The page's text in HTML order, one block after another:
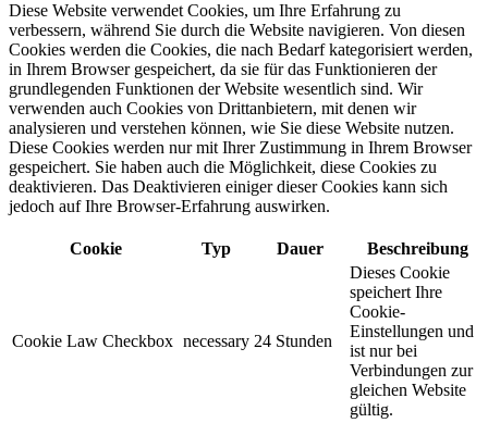
Diese Website verwendet Cookies, um Ihre Erfahrung zu
verbessern, während Sie durch die Website navigieren. Von diesen
Cookies werden die Cookies, die nach Bedarf kategorisiert werden,
in Ihrem Browser gespeichert, da sie für das Funktionieren der
grundlegenden Funktionen der Website wesentlich sind. Wir
verwenden auch Cookies von Drittanbietern, mit denen wir
analysieren und verstehen können, wie Sie diese Website nutzen.
Diese Cookies werden nur mit Ihrer Zustimmung in Ihrem Browser
gespeichert. Sie haben auch die Möglichkeit, diese Cookies zu
deaktivieren. Das Deaktivieren einiger dieser Cookies kann sich
jedoch auf Ihre Browser-Erfahrung auswirken.
Cookie Typ Dauer Beschreibung
Cookie Law Checkbox necessary 24 Stunden
Dieses Cookie
speichert Ihre
Cookie-
Einstellungen und
ist nur bei
Verbindungen zur
gleichen Website
gültig.